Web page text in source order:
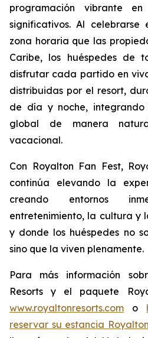
programación vibrante
significativos. Al
zona horaria que las
Caribe, los huéspedes de
disfrutar cada partido en
distribuidas por el resort,
de día y noche,
global de manera
vacacional.
Con Royalton Fan Fest,
continúa elevando la
creando entornos
entretenimiento, la cultura y
y donde los huéspedes no
sino que la viven plenamente.
Para más información
Resorts y el paquete
www.royaltonresorts.com o
reservar su estancia